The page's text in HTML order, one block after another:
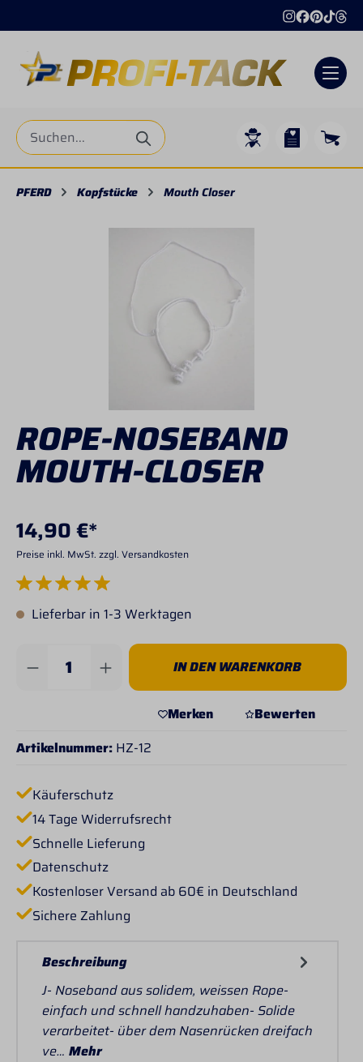
PFERD Kopfstücke Mouth Closer
ROPE-NOSEBAND
MOUTH-CLOSER
14,90 €*
Preise inkl. MwSt. zzgl. Versandkosten
Durchschnittliche Bewertung von 5 von 5 Sternen
Lieferbar in 1-3 Werktagen
Produkt Anzahl: Gib den gewünschten
IN DEN WARENKORB
Merken
Bewerten
Artikelnummer: HZ-12
Käuferschutz
14 Tage Widerrufsrecht
Schnelle Lieferung
Datenschutz
Kostenloser Versand ab 60€ in Deutschland
Sichere Zahlung
Beschreibung
J- Noseband aus solidem, weissen Rope-
einfach und schnell handzuhaben- Solide
verarbeitet- über dem Nasenrücken dreifach
ve… Mehr